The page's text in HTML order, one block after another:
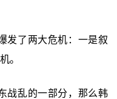
发了两大危机：一是叙
。
战乱的一部分，那么韩